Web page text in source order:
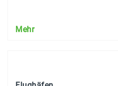
Mehr